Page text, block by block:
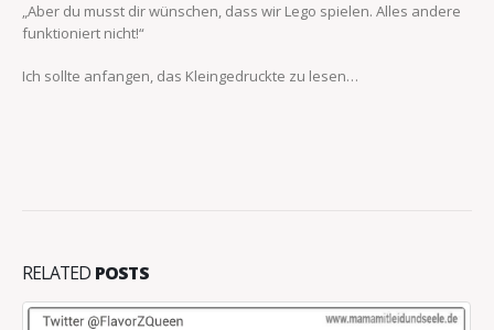
„Aber du musst dir wünschen, dass wir Lego spielen. Alles andere
funktioniert nicht!“
Ich sollte anfangen, das Kleingedruckte zu lesen…
RELATED POSTS